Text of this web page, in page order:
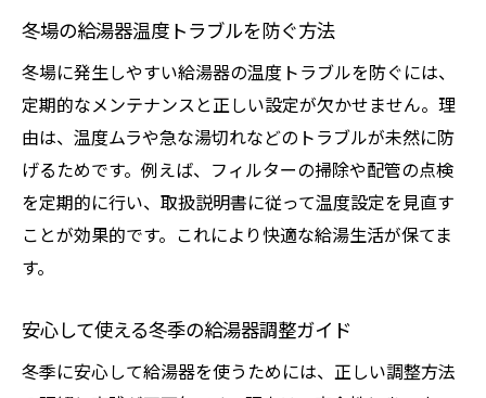
冬場の給湯器温度トラブルを防ぐ方法
冬場に発生しやすい給湯器の温度トラブルを防ぐには、
定期的なメンテナンスと正しい設定が欠かせません。理
由は、温度ムラや急な湯切れなどのトラブルが未然に防
げるためです。例えば、フィルターの掃除や配管の点検
を定期的に行い、取扱説明書に従って温度設定を見直す
ことが効果的です。これにより快適な給湯生活が保てま
す。
安心して使える冬季の給湯器調整ガイド
冬季に安心して給湯器を使うためには、正しい調整方法